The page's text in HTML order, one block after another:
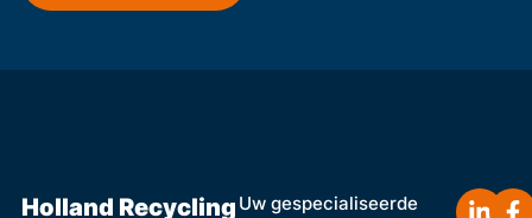
Holland RecyclingUw gespecialiseerde